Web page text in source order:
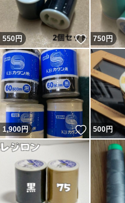
550円 いいね！
750円
1,900円 いいね！
500円